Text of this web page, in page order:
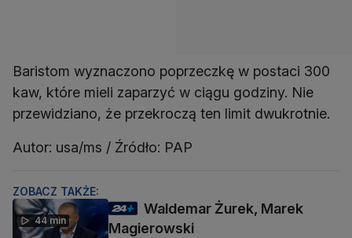
Baristom wyznaczono poprzeczkę w postaci 300
kaw, które mieli zaparzyć w ciągu godziny. Nie
przewidziano, że przekroczą ten limit dwukrotnie.
Autor: usa/ms / Źródło: PAP
ZOBACZ TAKŻE:
44 min
Waldemar Żurek, Marek
Magierowski